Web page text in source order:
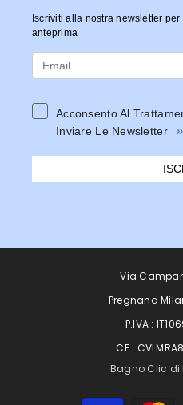
Iscriviti alla nostra newsletter
anteprima
Acconsento Al
Inviare Le Newsletter
»
Via
Pregnana
P.IVA :
CF :
Bagno Clic di